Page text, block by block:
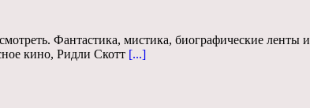
Фантастика, мистика, биографические
кино, Ридли Скотт [...]